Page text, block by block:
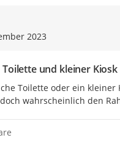
Erstellens
des Erstellens
2023Zur Äußerung
und kleiner Kiosk
Toilette oder ein kleiner
wahrscheinlich den